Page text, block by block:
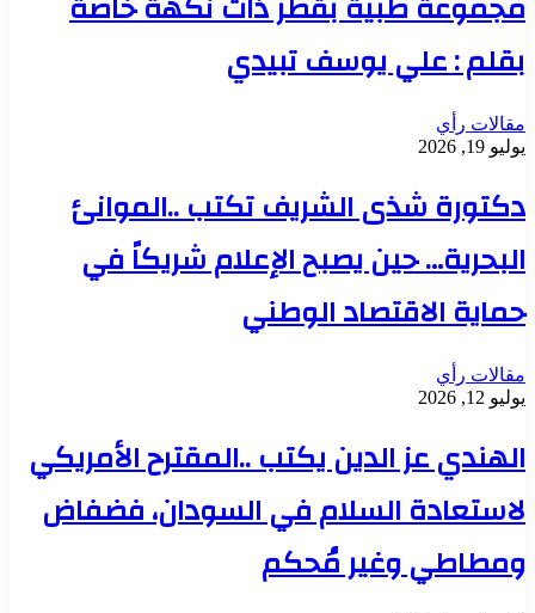
بقلم : علي يوسف تبيدي
مقالات رأي
يوليو 19, 2026
دكتورة شذى الشريف تكتب ..الموانئ
البحرية… حين يصبح الإعلام شريكاً في
حماية الاقتصاد الوطني
مقالات رأي
يوليو 12, 2026
الهندي عز الدين يكتب ..المقترح الأمريكي
لاستعادة السلام في السودان، فضفاض
ومطاطي وغير مُحكم